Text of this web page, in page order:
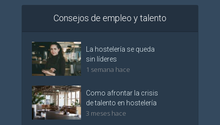
Consejos de empleo y talento
La hostelería se queda
sin líderes
1 semana hace
Como afrontar la crisis
de talento en hostelería
3 meses hace